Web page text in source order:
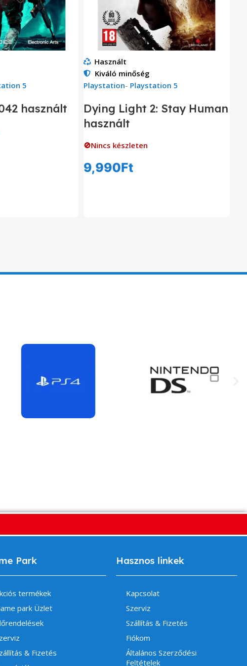
5
használt
Használt
Kiváló minőség
Playstation- Playstation 5
Dying Light 2: Stay Human
használt
🚫Nincs készleten
9,990Ft
Park
termékek
park Üzlet
& Fizetés
Hasznos linkek
Kapcsolat
Szerviz
Szállítás & Fizetés
Fiókom
Általános Szerződési
Feltételek